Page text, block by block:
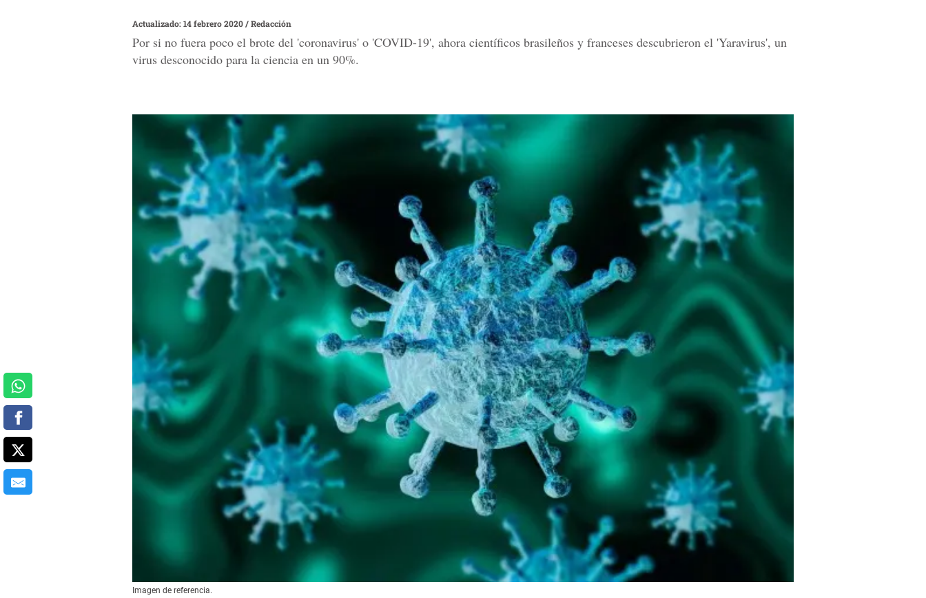
Actualizado: 14 febrero 2020/Redacción
Por si no fuera poco el brote del 'coronavirus' o 'COVID-19', ahora científicos brasileños y franceses descubrieron el 'Yaravirus', un
virus desconocido para la ciencia en un 90%.
Imagen de referencia.